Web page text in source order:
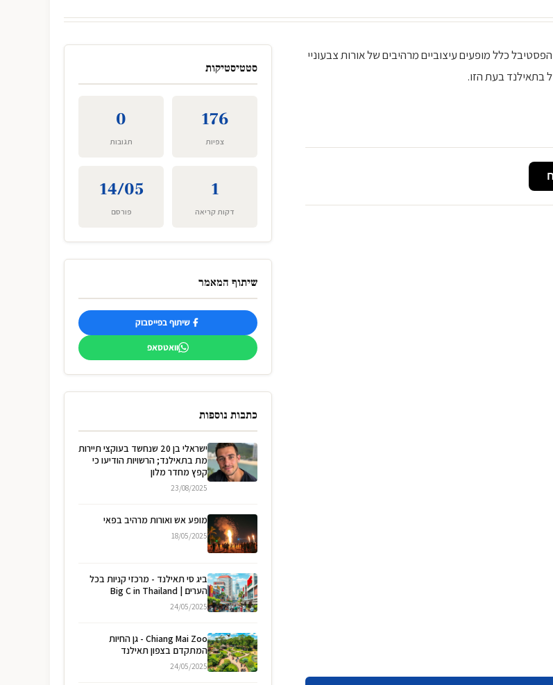
הפסטיבל כלל מופעים עיצוביים מרהיבים של אורות צבעוניי
בתאילנד בעת הזו.
סטטיסטיקות
176
צפיות
0
תגובות
1
דקות קריאה
14/05
פורסם
שיתוף המאמר
שיתוף בפייסבוק
וואטסאפ
כתבות נוספות
ישראלי בן 20 שנחשד בעוקצי תיירות
מת בתאילנד; הרשויות הודיעו כי
קפץ מחדר מלון
23/08/2025
מופע אש ואורות מרהיב בפאי
18/05/2025
ביג סי תאילנד - מרכזי קניות בכל
הערים | Big C in Thailand
24/05/2025
Chiang Mai Zoo - גן החיות
המתקדם בצפון תאילנד
24/05/2025